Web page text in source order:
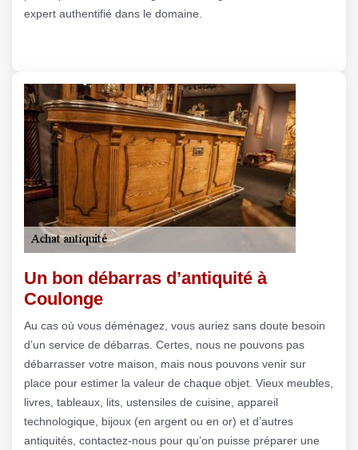
expert authentifié dans le domaine.
Un bon débarras d’antiquité à
Coulonge
Au cas où vous déménagez, vous auriez sans doute besoin
d’un service de débarras. Certes, nous ne pouvons pas
débarrasser votre maison, mais nous pouvons venir sur
place pour estimer la valeur de chaque objet. Vieux meubles,
livres, tableaux, lits, ustensiles de cuisine, appareil
technologique, bijoux (en argent ou en or) et d’autres
antiquités, contactez-nous pour qu’on puisse préparer une